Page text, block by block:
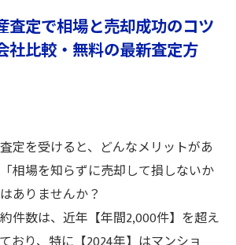
査定で相場と売却成功のコツ
社比較・無料の最新査定方
定を受けると、どんなメリットがあ
相場を知らずに売却して損しないか
ありませんか？
件数は、近年【年間2,000件】を超え